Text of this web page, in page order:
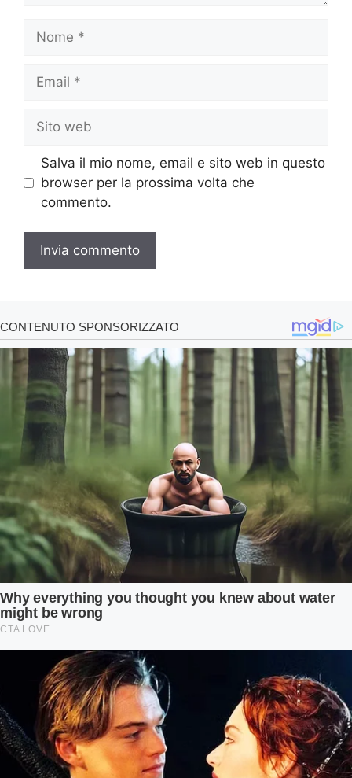
web
Salva il mio nome, email e sito web in questo
browser per la prossima volta che
commento.